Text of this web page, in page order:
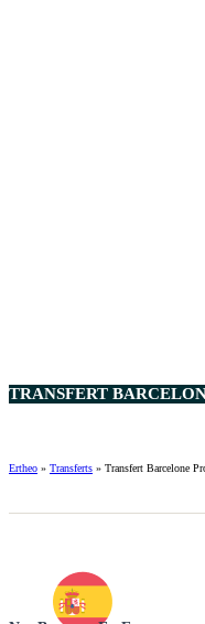
TRANSFERT
Ertheo » Transferts » Transfert Barcelone